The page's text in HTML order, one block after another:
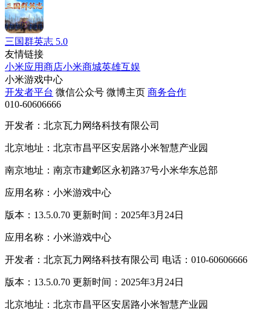
三国群英志 5.0
友情链接
小米应用商店小米商城英雄互娱
小米游戏中心
开发者平台 微信公众号 微博主页 商务合作
010-60606666
开发者：北京瓦力网络科技有限公司
北京地址：北京市昌平区安居路小米智慧产业园
南京地址：南京市建邺区永初路37号小米华东总部
应用名称：小米游戏中心
版本：13.5.0.70 更新时间：2025年3月24日
应用名称：小米游戏中心
开发者：北京瓦力网络科技有限公司 电话：010-60606666
版本：13.5.0.70 更新时间：2025年3月24日
北京地址：北京市昌平区安居路小米智慧产业园